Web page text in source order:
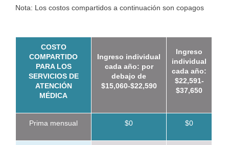
Nota: Los costos compartidos a continuación son copagos
COSTO
COMPARTIDO
PARA LOS
SERVICIOS DE
ATENCIÓN
MÉDICA
Ingreso individual
cada año: por
debajo de
$15,060-$22,590
Ingreso
individual
cada año:
$22,591-
$37,650
Prima mensual $0 $0